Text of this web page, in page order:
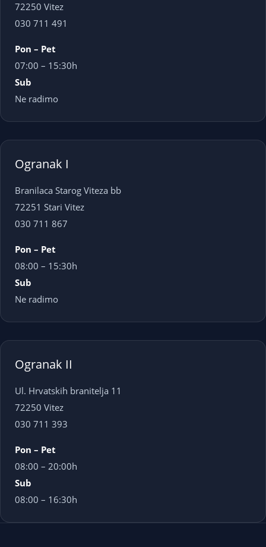
72250 Vitez
030 711 491
Pon – Pet
07:00 – 15:30h
Sub
Ne radimo
Ogranak I
Branilaca Starog Viteza bb
72251 Stari Vitez
030 711 867
Pon – Pet
08:00 – 15:30h
Sub
Ne radimo
Ogranak II
Ul. Hrvatskih branitelja 11
72250 Vitez
030 711 393
Pon – Pet
08:00 – 20:00h
Sub
08:00 – 16:30h